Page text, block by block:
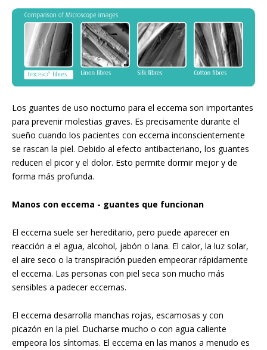
Los guantes de uso nocturno para el eccema son importantes
para prevenir molestias graves. Es precisamente durante el
sueño cuando los pacientes con eccema inconscientemente
se rascan la piel. Debido al efecto antibacteriano, los guantes
reducen el picor y el dolor. Esto permite dormir mejor y de
forma más profunda.
Manos con eccema - guantes que funcionan
El eccema suele ser hereditario, pero puede aparecer en
reacción a el agua, alcohol, jabón o lana. El calor, la luz solar,
el aire seco o la transpiración pueden empeorar rápidamente
el eccema. Las personas con piel seca son mucho más
sensibles a padecer eccemas.
El eccema desarrolla manchas rojas, escamosas y con
picazón en la piel. Ducharse mucho o con agua caliente
empeora los síntomas. El eccema en las manos a menudo es